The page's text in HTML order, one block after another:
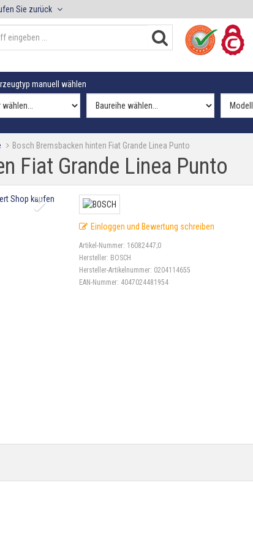
Sie zurück
manuell wählen
Bosch Bremsbacken hinten Fiat Grande Linea Punto
Fiat Grande Linea Punto
Einloggen und Bewertung schreiben
Artikel-Nummer: 16082447;0
Hersteller: BOSCH
Hersteller-Artikelnummer: 0204114655
EAN-Nummer: 4047024481954